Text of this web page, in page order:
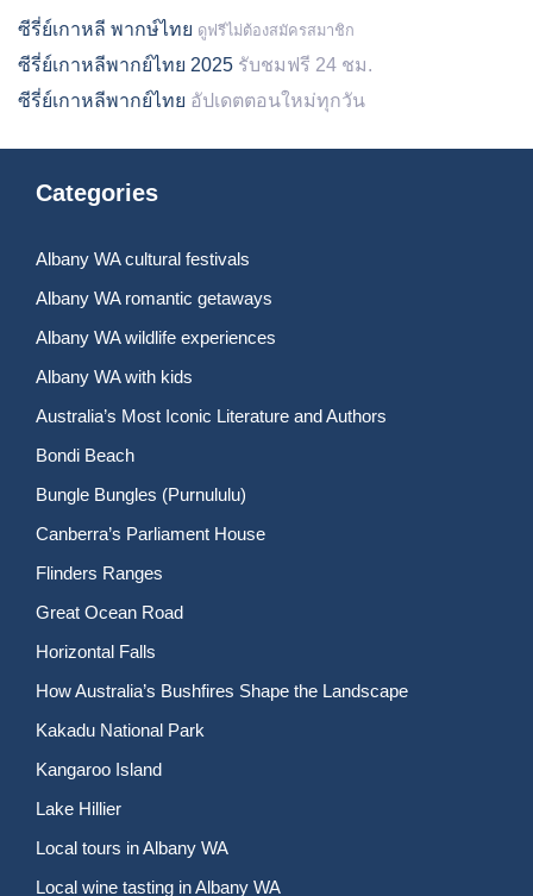
ซีรี่ย์เกาหลี พากษ์ไทย ดูฟรีไม่ต้องสมัครสมาชิก
ซีรี่ย์เกาหลีพากย์ไทย 2025 รับชมฟรี 24 ชม.
ซีรี่ย์เกาหลีพากย์ไทย อัปเดตตอนใหม่ทุกวัน
Categories
Albany WA cultural festivals
Albany WA romantic getaways
Albany WA wildlife experiences
Albany WA with kids
Australia’s Most Iconic Literature and Authors
Bondi Beach
Bungle Bungles (Purnululu)
Canberra’s Parliament House
Flinders Ranges
Great Ocean Road
Horizontal Falls
How Australia’s Bushfires Shape the Landscape
Kakadu National Park
Kangaroo Island
Lake Hillier
Local tours in Albany WA
Local wine tasting in Albany WA